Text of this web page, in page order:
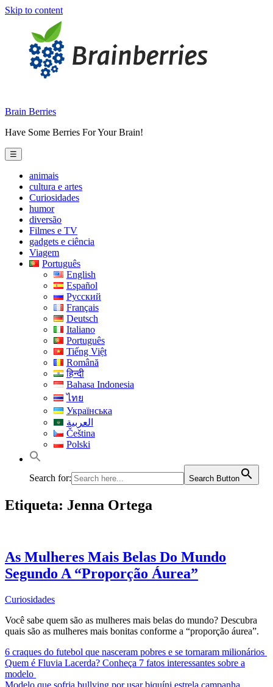
Skip to content
Brain Berries
Have Some Berries For Your Brain!
☰
animais
cultura e artes
Curiosidades
humor
diversão
Filmes e TV
gadgets e ciência
Viagem
Português
English
Español
Русский
Français
Deutsch
Italiano
Português
Tiếng Việt
Română
हिन्दी
Bahasa Indonesia
ไทย
Українська
العربية
Čeština
Polski
Search for: Search Button
Etiqueta: Jenna Ortega
As Mulheres Mais Belas Do Mundo
Segundo A “Proporção Áurea”
Curiosidades
Você sabe quem são as mulheres mais belas do mundo? Descubra
quais são as mulheres mais bonitas conforme a “proporção áurea”.
6 craques do futebol que nasceram pobres e se tornaram milionários
Quem é Fluvia Lacerda? Conheça 7 fatos interessantes sobre a
modelo
Modelo que sofria bullying por usar biquíni estrela campanha